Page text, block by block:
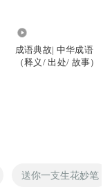
成语典故| 中华成语
（释义/ 出处/ 故事）
送你一支生花妙笔